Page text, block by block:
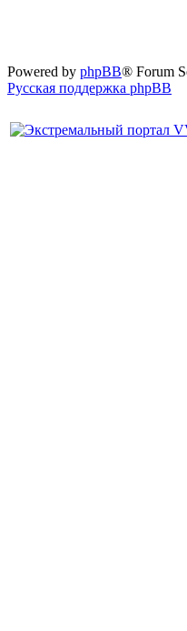
Powered by phpBB® Forum
Русская поддержка phpBB